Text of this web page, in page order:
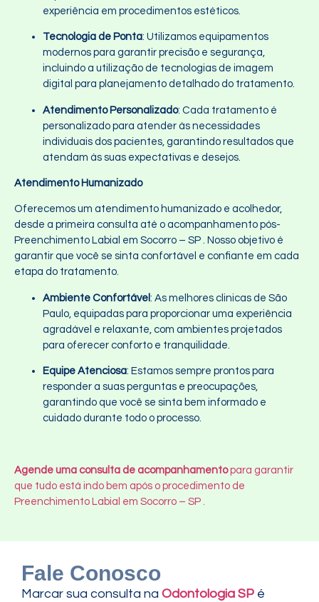
experiência em procedimentos estéticos.
Tecnologia de Ponta: Utilizamos equipamentos
modernos para garantir precisão e segurança,
incluindo a utilização de tecnologias de imagem
digital para planejamento detalhado do tratamento.
Atendimento Personalizado: Cada tratamento é
personalizado para atender às necessidades
individuais dos pacientes, garantindo resultados que
atendam às suas expectativas e desejos.
Atendimento Humanizado
Oferecemos um atendimento humanizado e acolhedor,
desde a primeira consulta até o acompanhamento pós-
Preenchimento Labial em Socorro – SP . Nosso objetivo é
garantir que você se sinta confortável e confiante em cada
etapa do tratamento.
Ambiente Confortável : As melhores clinicas de São
Paulo, equipadas para proporcionar uma experiência
agradável e relaxante, com ambientes projetados
para oferecer conforto e tranquilidade.
Equipe Atenciosa: Estamos sempre prontos para
responder a suas perguntas e preocupações,
garantindo que você se sinta bem informado e
cuidado durante todo o processo.
Agende uma consulta de acompanhamentopara garantir
que tudo está indo bem após o procedimento de
Preenchimento Labial em Socorro – SP .
Fale Conosco
Marcar sua consulta na Odontologia SP é